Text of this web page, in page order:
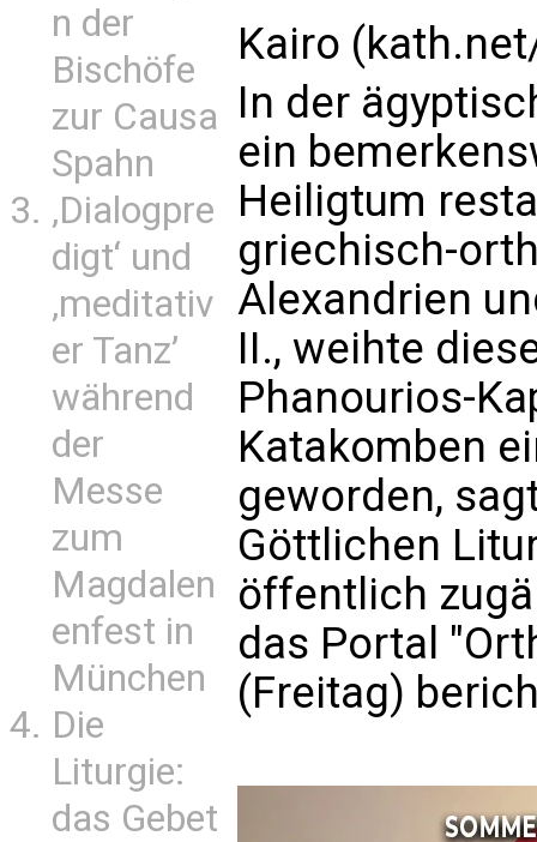
n der
Bischöfe
zur Causa
Spahn
‚Dialogpre
digt‘ und
‚meditativ
er Tanz’
während
der
Messe
zum
Magdalen
enfest in
München
Die
Liturgie:
das Gebet
Kairo
In der
ein
Heiligtum
griechisch-
Alexandrien
II., weihte
Phanourios-
Katakomben
geworden,
Göttlichen
öffentlich
das Portal
(Freitag)